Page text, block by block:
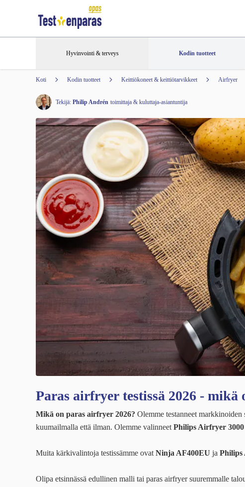
Hyvinvointi & terveys Kodin tuotteet
Koti Kodin tuotteet Keittiökoneet & keittiötarvikkeet Airfryer
Tekijä: Philip Andrén toimittaja & kuluttaja-asiantuntija
Paras airfryer testissä 2026 -
Mikä on paras airfryer 2026? Olemme testanneet
kuumailmalla että ilman. Olemme valinneet Philips Airfryer 3000
Muita kärkivalintoja testissämme ovat Ninja AF400EU ja Philips
Olipa etsinnässä edullinen malli tai paras airfryer suuremmalle